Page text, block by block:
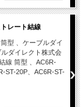
レート結線
型 、ケーブルダイ
ダイレクト株式会
線 筒型 、AC6R-
ST-20P、AC6R-ST-